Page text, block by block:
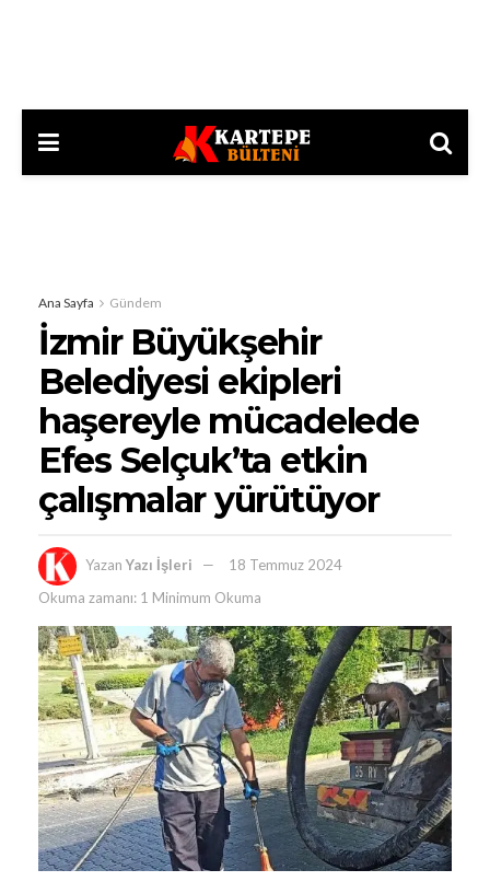
Ana Sayfa Gündem
İzmir Büyükşehir
Belediyesi ekipleri
haşereyle mücadelede
Efes Selçuk’ta etkin
çalışmalar yürütüyor
Yazan Yazı İşleri
18 Temmuz 2024
Okuma zamanı: 1 Minimum Okuma